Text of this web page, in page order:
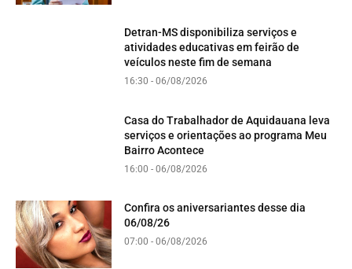
Detran-MS disponibiliza serviços e
atividades educativas em feirão de
veículos neste fim de semana
16:30 - 06/08/2026
Casa do Trabalhador de Aquidauana leva
serviços e orientações ao programa Meu
Bairro Acontece
16:00 - 06/08/2026
Confira os aniversariantes desse dia
06/08/26
07:00 - 06/08/2026